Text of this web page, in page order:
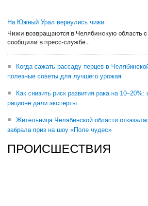
На Южный Урал вернулись чижи
Чижи возвращаются в Челябинскую область
сообщили в пресс-службе...
Когда сажать рассаду перцев в
полезные советы для лучшего урожая
Как снизить риск развития рака на
рационе дали эксперты
Жительница Челябинской области
забрала приз на шоу «Поле чудес»
ПРОИСШЕСТВИЯ